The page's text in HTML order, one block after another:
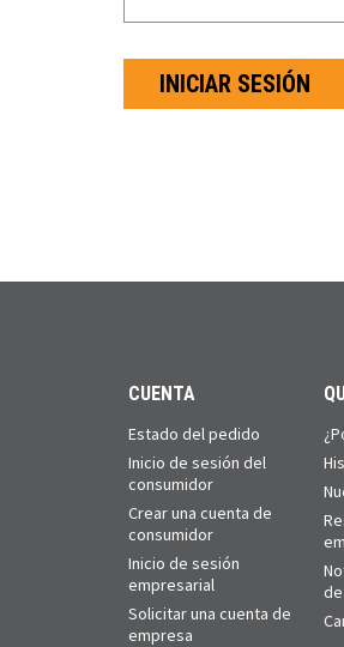
CUENTA
Estado del pedido
Inicio de sesión del
consumidor
Crear una cuenta de
consumidor
Inicio de sesión
empresarial
Solicitar una cuenta de
empresa